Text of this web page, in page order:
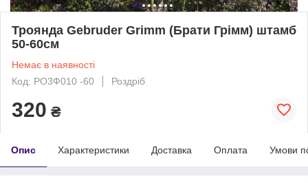
Троянда Gebruder Grimm (Брати Грімм) штамб
50-60см
Немає в наявності
Код: РО3Ф010 -60
Роздріб
320 ₴
Опис Характеристики Доставка Оплата Умови